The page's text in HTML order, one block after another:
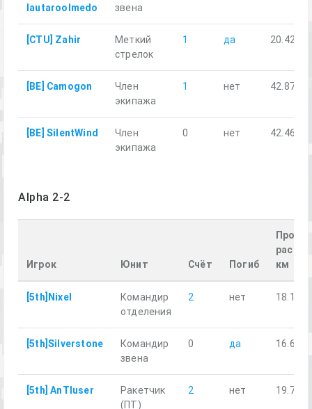
lautaroolmedo
звена
[CTU] Zahir
Меткий
стрелок
1 да 20.42
[BE] Camogon
Член
экипажа
1 нет 42.87
[BE] SilentWind
Член
экипажа
0 нет 42.46
Alpha 2-2
Игрок Юнит Счёт Погиб
км
[5th]Nixel
Командир
отделения
2 нет 18.12
[5th]Silverstone
Командир
звена
0 да 16.63
[5th] AnTIuser
Ракетчик
(ПТ)
2 нет 19.72